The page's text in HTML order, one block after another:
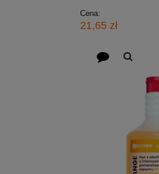
Cena:
21,65 zł